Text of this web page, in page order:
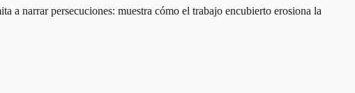
a narrar persecuciones: muestra cómo el trabajo encubierto erosiona la